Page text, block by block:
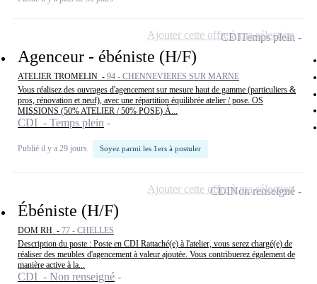
Agenceur - ébéniste (H/F)
ATELIER TROMELIN - 94 - CHENNEVIERES SUR MARNE
Vous réalisez des ouvrages d'agencement sur mesure haut de gamme (particuliers &
pros, rénovation et neuf), avec une répartition équilibrée atelier / pose. OS
MISSIONS (50% ATELIER / 50% POSE) À...
CDI - Temps plein
Publié il y a 29 jours Soyez parmi les 1ers à postuler
CDITemps plein
Ajouter cette offre à ma sélection
Ébéniste (H/F)
DOM RH - 77 - CHELLES
Description du poste : Poste en CDI Rattaché(e) à l'atelier, vous serez chargé(e) de
réaliser des meubles d'agencement à valeur ajoutée. Vous contribuerez également de
manière active à la...
CDI - Non renseigné
CDINon renseigné
Ajouter cette offre à ma sélection